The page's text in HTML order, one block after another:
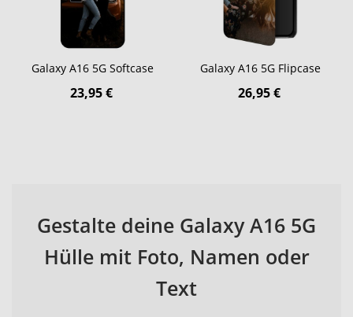
Galaxy A16 5G Softcase
23,95 €
Galaxy A16 5G Flipcase
26,95 €
Gestalte deine Galaxy A16 5G
Hülle mit Foto, Namen oder
Text